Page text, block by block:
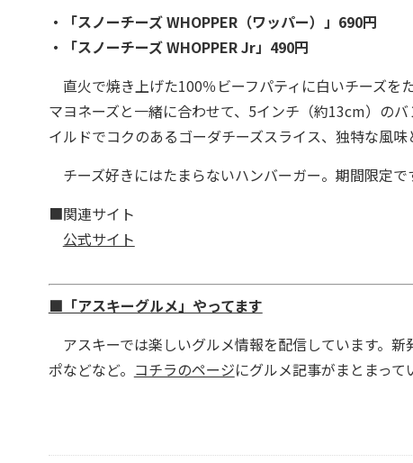
・「スノーチーズ WHOPPER（ワッパー）」690円
・「スノーチーズ WHOPPER Jr」490円
直火で焼き上げた100％ビーフパティに白いチーズを
マヨネーズと一緒に合わせて、5インチ（約13cm）の
イルドでコクのあるゴーダチーズスライス、独特な風
チーズ好きにはたまらないハンバーガー。期間限定で
■関連サイト
公式サイト
■「アスキーグルメ」やってます
アスキーでは楽しいグルメ情報を配信しています。
ポなどなど。 コチラのページにグルメ記事がまとまって